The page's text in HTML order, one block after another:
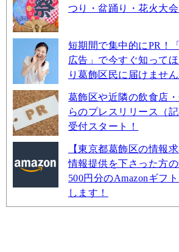
つり・盆踊り・花火大
短期間で集中的にPR！
広告」で今すぐ知って
り葛飾区民に届けません
葛飾区や近隣の飲食店
らのプレスリリース（
受付スタート！
【東京都葛飾区の情報
情報提供を下さった方の
500円分のAmazonギフ
します！